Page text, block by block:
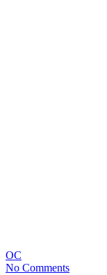
ОС
No Comments